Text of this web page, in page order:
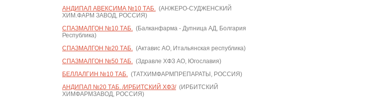
АНДИПАЛ АВЕКСИМА №10 ТАБ. (АНЖЕРО-СУДЖЕНСКИЙ
ХИМ.ФАРМ ЗАВОД, РОССИЯ)
СПАЗМАЛГОН №10 ТАБ. (Балканфарма - Дупница АД, Болгария
Республика)
СПАЗМАЛГОН №20 ТАБ. (Актавис АО, Итальянская республика)
СПАЗМАЛГОН №50 ТАБ. (Здравле ХФЗ АО, Югославия)
БЕЛЛАЛГИН №10 ТАБ. (ТАТХИМФАРМПРЕПАРАТЫ, РОССИЯ)
АНДИПАЛ №20 ТАБ. /ИРБИТСКИЙ ХФЗ/(ИРБИТСКИЙ
ХИМФАРМЗАВОД, РОССИЯ)